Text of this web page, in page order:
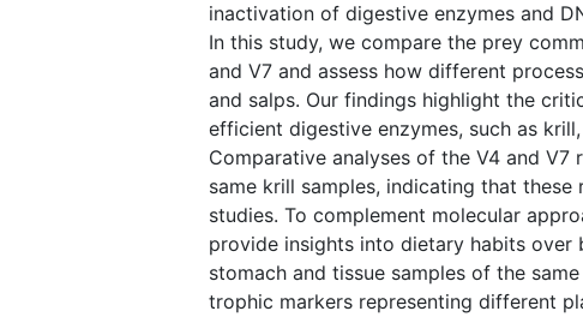
inactivation of digestive enzymes and
In this study, we compare the prey
and V7 and assess how different
and salps. Our findings highlight the
efficient digestive enzymes, such as
Comparative analyses of the V4 and
same krill samples, indicating that
studies. To complement molecular
provide insights into dietary habits over
stomach and tissue samples of the
trophic markers representing different